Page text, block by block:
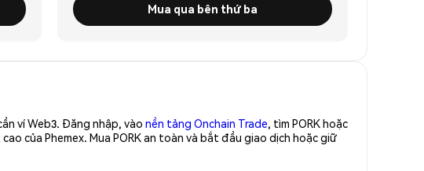
Mua qua bên thứ ba
ví Web3. Đăng nhập, vào nền tảng Onchain Trade, tìm PORK hoặc
của Phemex. Mua PORK an toàn và bắt đầu giao dịch hoặc giữ